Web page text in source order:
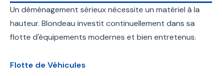
Un déménagement sérieux nécessite un matériel à la
hauteur. Blondeau investit continuellement dans sa
flotte d'équipements modernes et bien entretenus.
Flotte de Véhicules